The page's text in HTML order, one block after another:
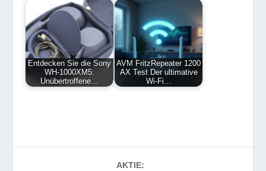
Entdecken Sie die Sony
WH-1000XM5:
Unübertroffene…
AVM FritzRepeater 1200
AX Test Der ultimative
Wi-Fi…
AKTIE: